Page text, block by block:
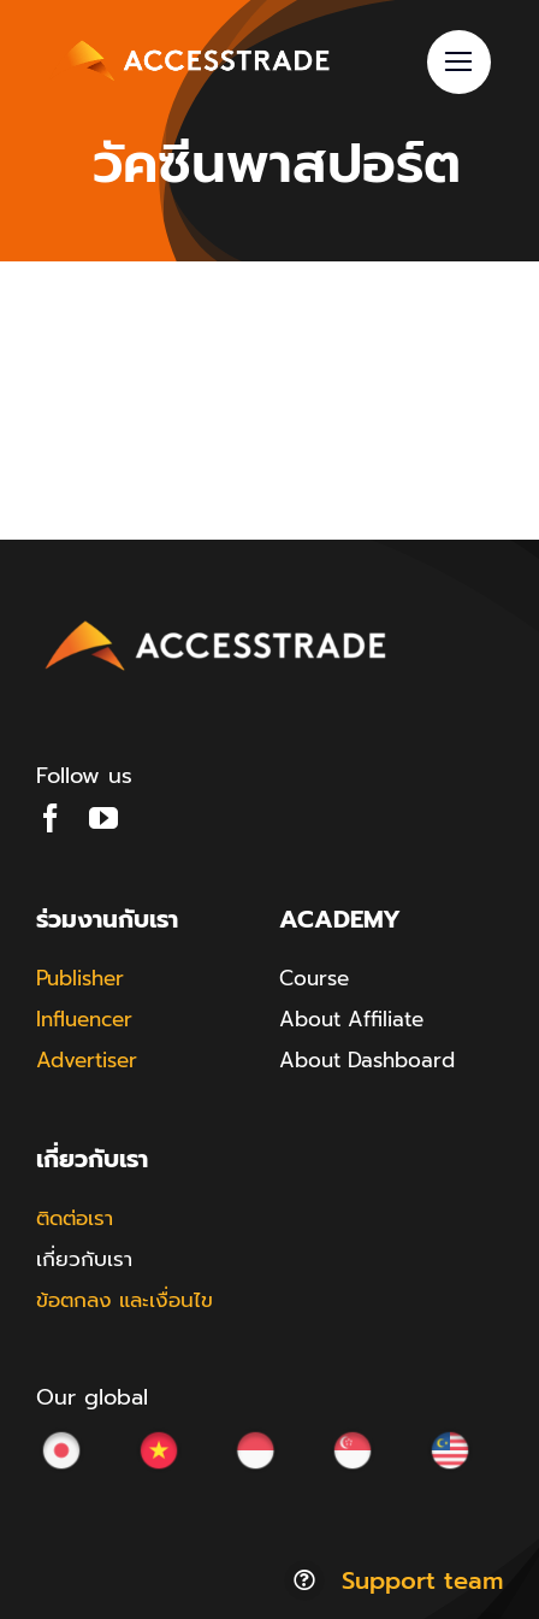
วัคซีนพาสปอร์ต
Follow us
ร่วมงานกับเรา
Publisher
Influencer
Advertiser
ACADEMY
Course
About Affiliate
About Dashboard
เกี่ยวกับเรา
ติดต่อเรา
เกี่ยวกับเรา
ข้อตกลง และเงื่อนไข
Our global
Support team